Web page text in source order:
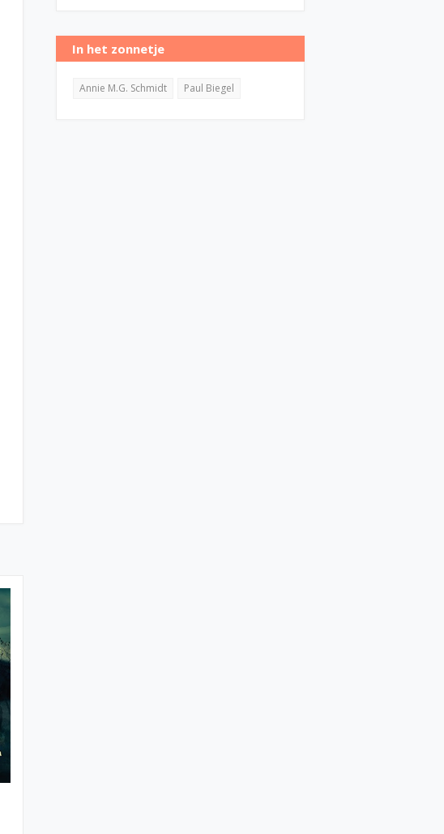
In het zonnetje
Annie M.G. Schmidt Paul Biegel